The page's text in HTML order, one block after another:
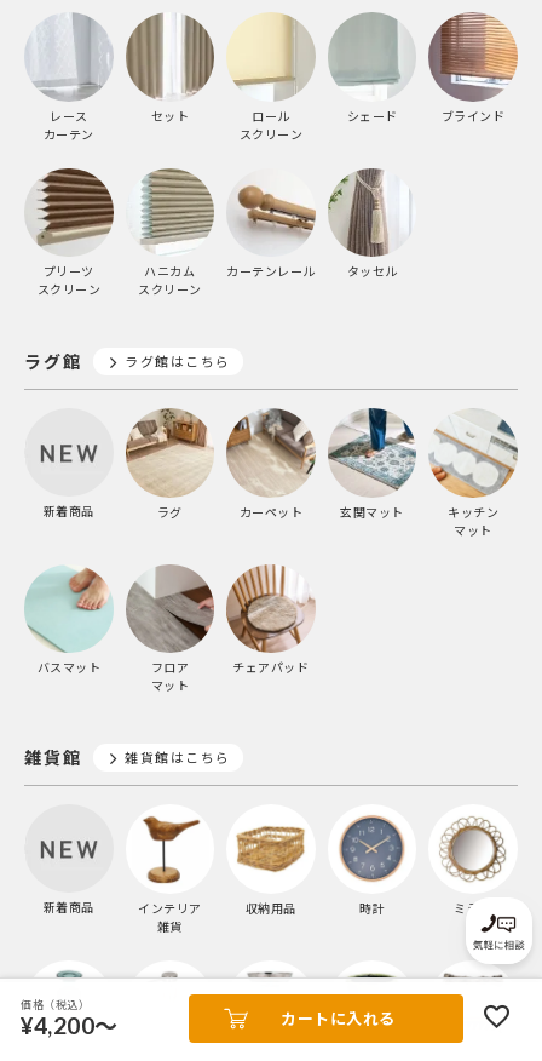
レース
カーテン
セット
ロール
スクリーン
シェード ブラインド
プリーツ
スクリーン
ハニカム
スクリーン
カーテンレール タッセル
ラグ館 ラグ館はこちら
新着商品 ラグ カーペット 玄関マット
キッチン
マット
バスマット
フロア
マット
チェアパッド
雑貨館 雑貨館はこちら
新着商品
インテリア
雑貨
収納用品 時計 ミラー
価格（税込）
¥4,200～ カートに入れる